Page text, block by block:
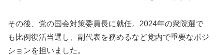
その後、党の国会対策委員長に就任。2024年の衆院選で
も比例復活当選し、副代表を務めるなど党内で重要なポジ
ションを担いました。